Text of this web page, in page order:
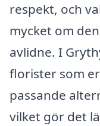
respekt, och
mycket om
avlidne. I
florister som
passande
vilket gör det